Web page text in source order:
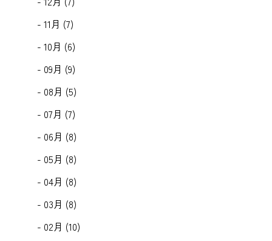
- 11月 (7)
- 10月 (6)
- 09月 (9)
- 08月 (5)
- 07月 (7)
- 06月 (8)
- 05月 (8)
- 04月 (8)
- 03月 (8)
- 02月 (10)